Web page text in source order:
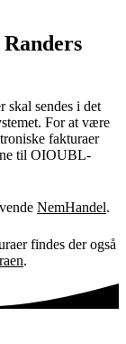
skal sendes i det
For at være
fakturaer
til OIOUBL-
NemHandel.
findes der også
.